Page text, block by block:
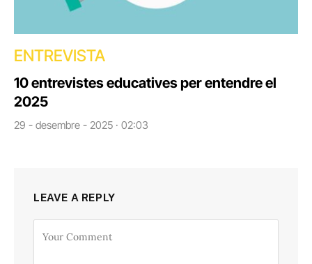
ENTREVISTA
10 entrevistes educatives per entendre el
2025
29 - desembre - 2025 · 02:03
LEAVE A REPLY